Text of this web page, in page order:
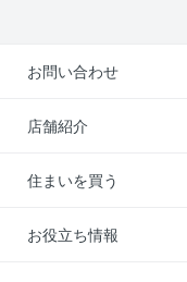
お問い合わせ
店舗紹介
住まいを買う
お役立ち情報